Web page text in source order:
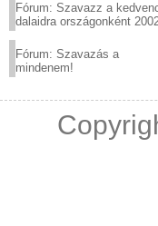
Fórum: Szavazz a
dalaidra országonként
Fórum: Szavazás a
mindenem!